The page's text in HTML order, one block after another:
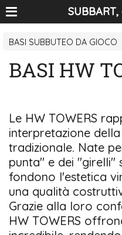
BASI SUBBUTEO DA GIOCO
BASI HW
Le HW TOWERS
interpretazione
tradizionale. Nate
punta" e dei "girelli"
fondono l'estetica
una qualità
Grazie alla loro
HW TOWERS